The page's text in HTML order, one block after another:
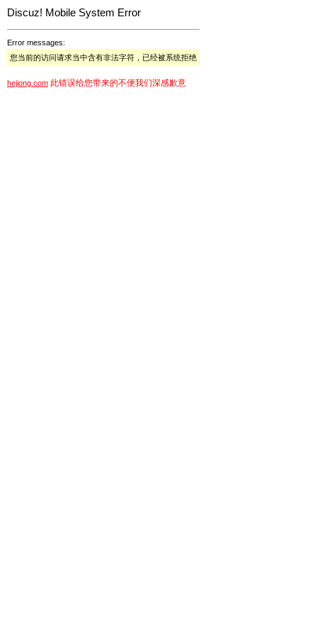
Discuz! Mobile System Error
Error messages:
您当前的访问请求当中含有非法字符，已经被系统拒绝
hejiong.com 此错误给您带来的不便我们深感歉意